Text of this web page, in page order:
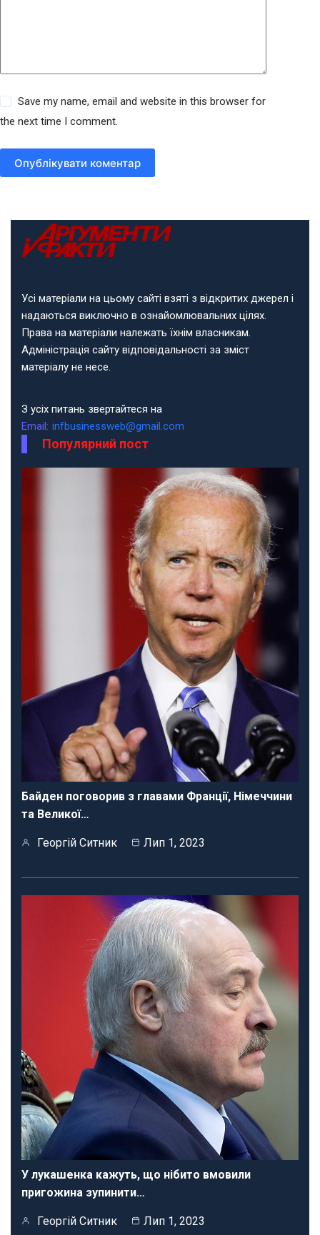
Save my name, email and website in this browser for
the next time I comment.
Опублікувати коментар
Усі матеріали на цьому сайті взяті з відкритих джерел і
надаються виключно в ознайомлювальних цілях.
Права на матеріали належать їхнім власникам.
Адміністрація сайту відповідальності за зміст
матеріалу не несе.
З усіх питань звертайтеся на
Email: infbusinessweb@gmail.com
Популярний пост
Байден поговорив з главами Франції, Німеччини
та Великої…
Георгій Ситник Лип 1, 2023
У лукашенка кажуть, що нібито вмовили
пригожина зупинити…
Георгій Ситник Лип 1, 2023